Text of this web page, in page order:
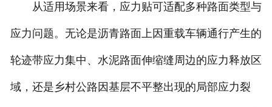
从适用场景来看，应力贴可适配多种路面类型与
应力问题。无论是沥青路面上因重载车辆通行产生的
轮迹带应力集中、水泥路面伸缩缝周边的应力释放区
域，还是乡村公路因基层不平整出现的局部应力裂